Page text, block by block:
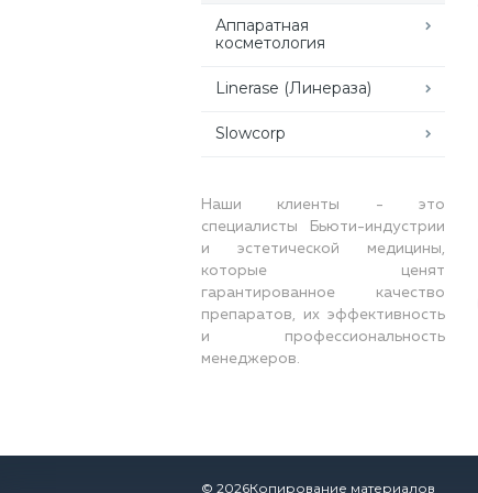
Аппаратная
косметология
Linerase (Линераза)
Slowcorp
Наши клиенты - это
специалисты Бьюти-индустрии
и эстетической медицины,
которые ценят
гарантированное качество
препаратов, их эффективность
и профессиональность
менеджеров.
© 2026Копирование материалов